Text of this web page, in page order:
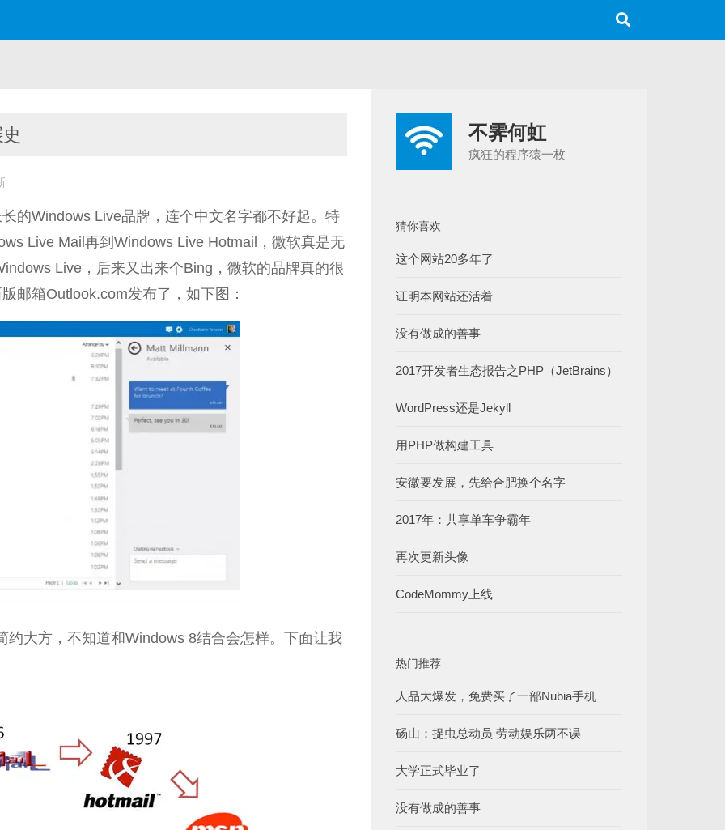
的Windows Live品牌，连个中文名字都不好起。特
Live Mail再到Windows Live Hotmail，微软真是无
Live，后来又出来个Bing，微软的品牌真的很
箱Outlook.com发布了，如下图：
大方，不知道和Windows 8结合会怎样。下面让我
不霁何虹
疯狂的程序猿一枚
猜你喜欢
这个网站20多年了
证明本网站还活着
没有做成的善事
2017开发者生态报告之PHP（JetBrains）
WordPress还是Jekyll
用PHP做构建工具
安徽要发展，先给合肥换个名字
2017年：共享单车争霸年
再次更新头像
CodeMommy上线
热门推荐
人品大爆发，免费买了一部Nubia手机
砀山：捉虫总动员 劳动娱乐两不误
大学正式毕业了
没有做成的善事